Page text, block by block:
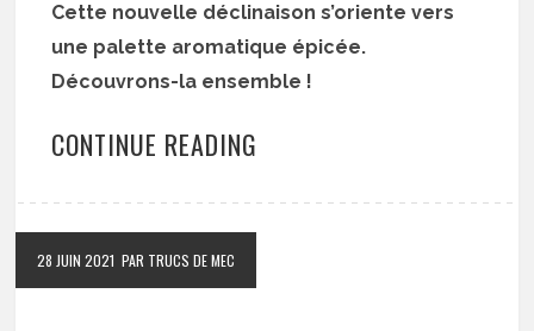
Cette nouvelle déclinaison s’oriente vers
une palette aromatique épicée.
Découvrons-la ensemble !
CONTINUE READING
28 JUIN 2021 PAR TRUCS DE MEC